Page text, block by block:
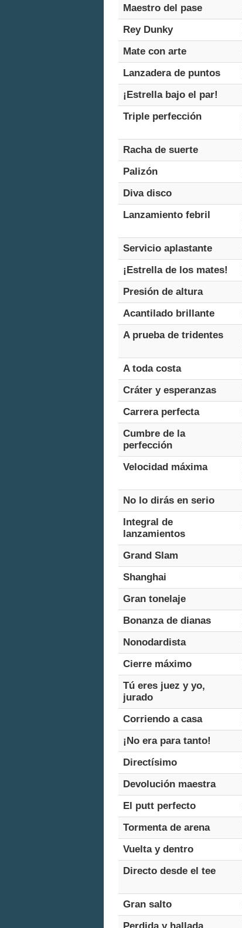
Maestro del pase
Rey Dunky
Mate con arte
Lanzadera de puntos
¡Estrella bajo el par!
Triple perfección
Racha de suerte
Palizón
Diva disco
Lanzamiento febril
Servicio aplastante
¡Estrella de los mates!
Presión de altura
Acantilado brillante
A prueba de tridentes
A toda costa
Cráter y esperanzas
Carrera perfecta
Cumbre de la
perfección
Velocidad máxima
No lo dirás en serio
Integral de
lanzamientos
Grand Slam
Shanghai
Gran tonelaje
Bonanza de dianas
Nonodardista
Cierre máximo
Tú eres juez y yo,
jurado
Corriendo a casa
¡No era para tanto!
Directísimo
Devolución maestra
El putt perfecto
Tormenta de arena
Vuelta y dentro
Directo desde el tee
Gran salto
Perdida y hallada